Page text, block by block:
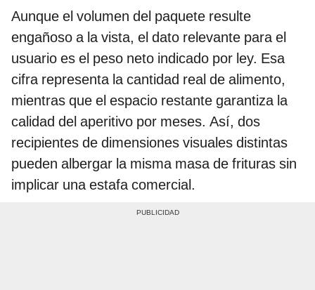
Aunque el volumen del paquete resulte
engañoso a la vista, el dato relevante para el
usuario es el peso neto indicado por ley. Esa
cifra representa la cantidad real de alimento,
mientras que el espacio restante garantiza la
calidad del aperitivo por meses. Así, dos
recipientes de dimensiones visuales distintas
pueden albergar la misma masa de frituras sin
implicar una estafa comercial.